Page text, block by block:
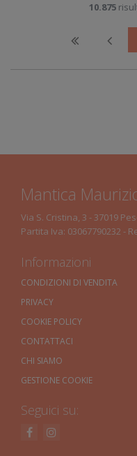
10.875
Mantica
Via S. Cristina, 3 - 37019
Partita Iva: 03067790232 -
Informazioni
CONDIZIONI DI VENDITA
PRIVACY
COOKIE POLICY
CONTATTACI
CHI SIAMO
GESTIONE COOKIE
Seguici su: